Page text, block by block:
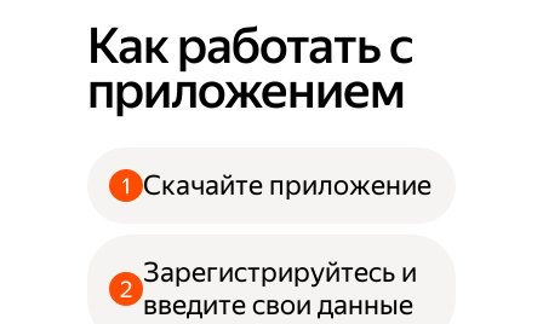
Как работать с
приложением
Скачайте приложение
Зарегистрируйтесь и
введите свои данные